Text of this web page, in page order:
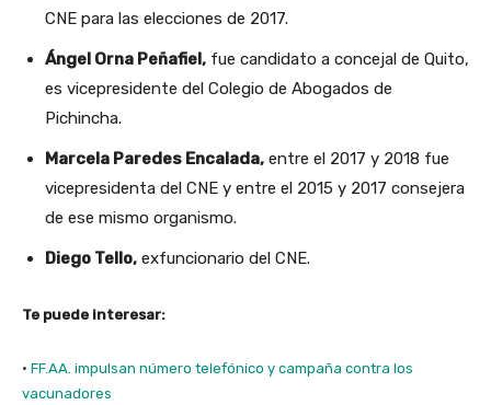
CNE para las elecciones de 2017.
Ángel Orna Peñafiel, fue candidato a concejal de Quito,
es vicepresidente del Colegio de Abogados de
Pichincha.
Marcela Paredes Encalada, entre el 2017 y 2018 fue
vicepresidenta del CNE y entre el 2015 y 2017 consejera
de ese mismo organismo.
Diego Tello, exfuncionario del CNE.
Te puede interesar:
· FF.AA. impulsan número telefónico y campaña contra los
vacunadores